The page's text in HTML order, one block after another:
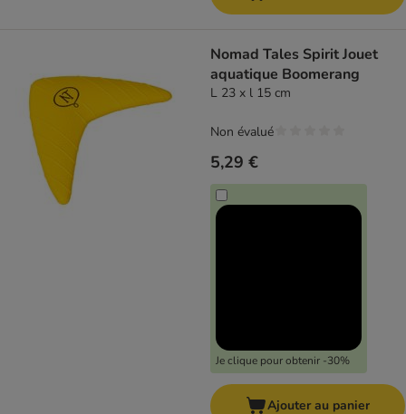
Nomad Tales Spirit Jouet
aquatique Boomerang
L 23 x l 15 cm
5,29 €
Je clique pour obtenir -30%
Non évalué
Ajouter au panier